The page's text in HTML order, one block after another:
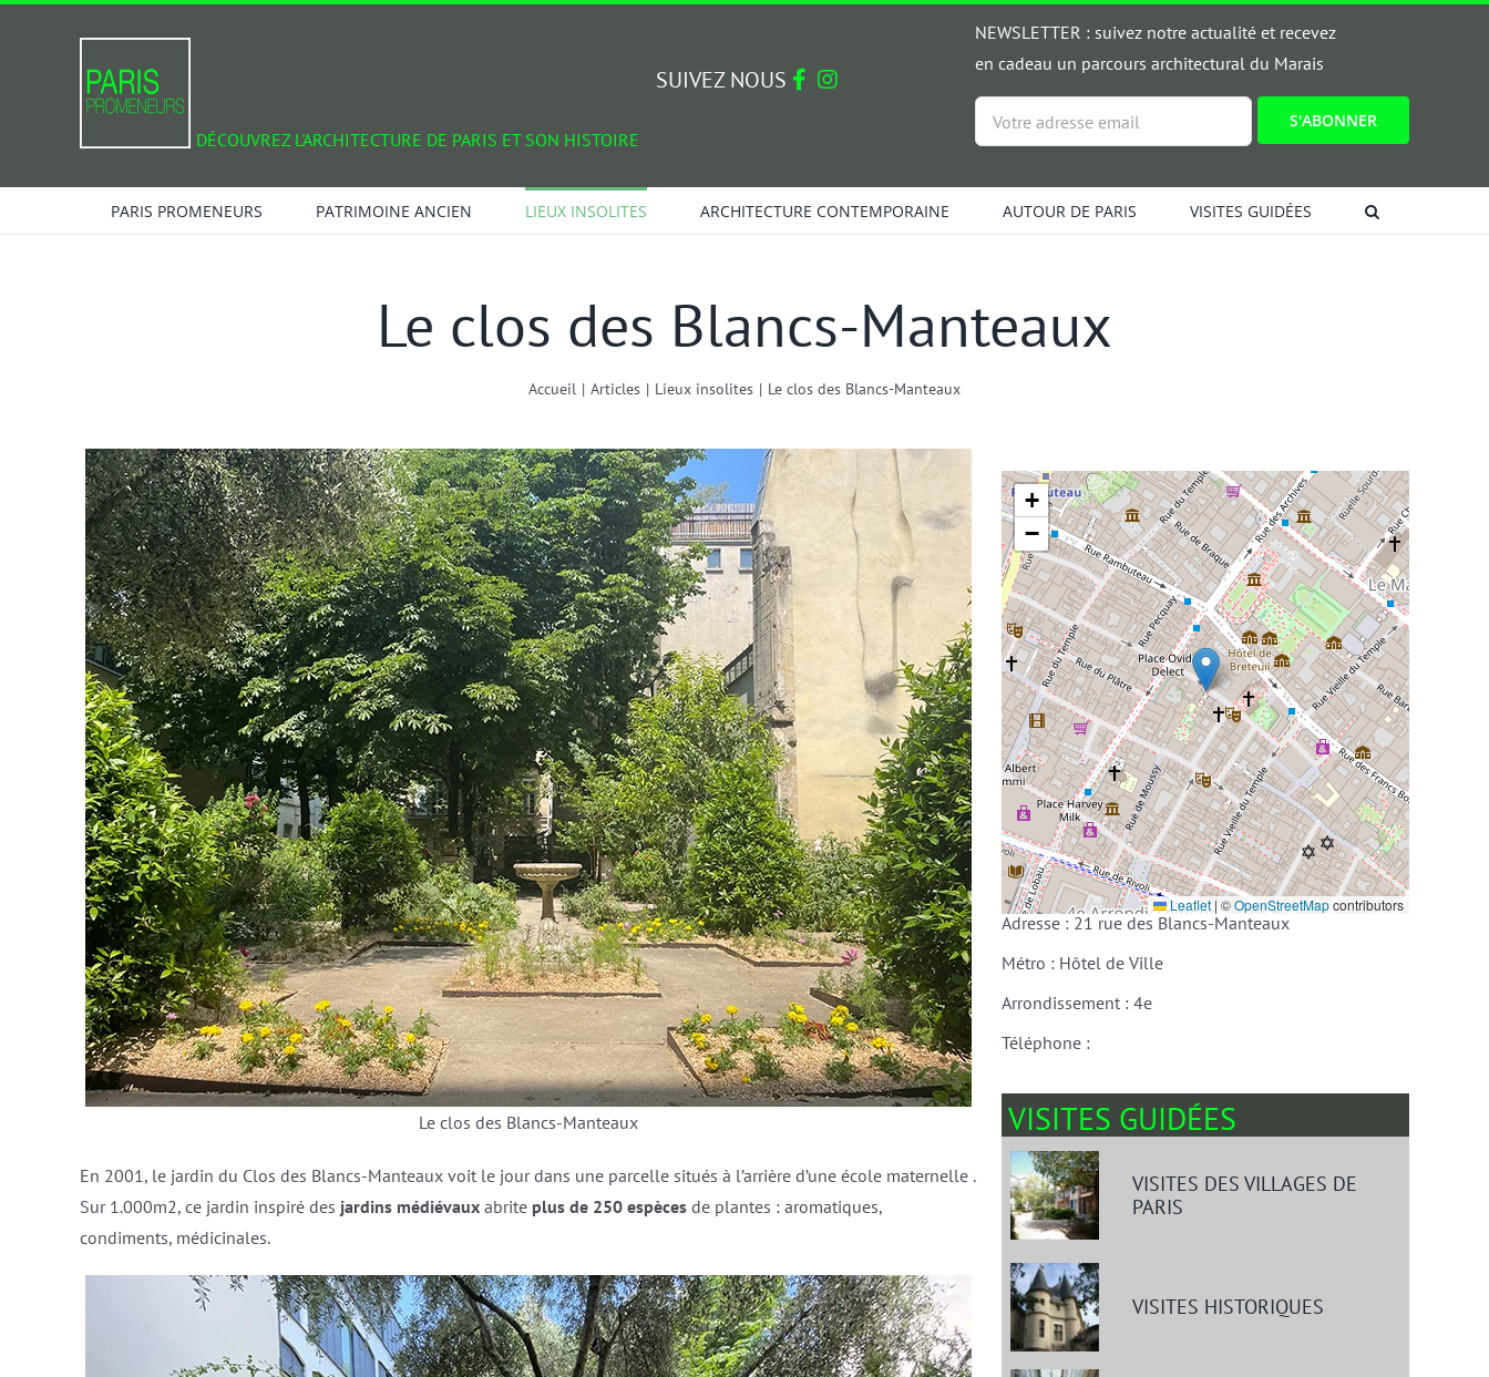
DÉCOUVREZ L'ARCHITECTURE DE PARIS ET SON HISTOIRE
SUIVEZ NOUS
NEWSLETTER : suivez notre actualité et recevez
en cadeau un parcours architectural du Marais
Email
*
PARIS PROMENEURS PATRIMOINE ANCIEN LIEUX INSOLITES ARCHITECTURE CONTEMPORAINE AUTOUR DE PARIS VISITES GUIDÉES
Le clos des Blancs-Manteaux
Accueil | Articles | Lieux insolites | Le clos des Blancs-Manteaux
Le clos des Blancs-Manteaux
En 2001, le jardin du Clos des Blancs-Manteaux voit le jour dans une parcelle situés à l’arrière d’une école maternelle .
Sur 1.000m2, ce jardin inspiré des jardins médiévauxabrite plus de 250 espèces de plantes : aromatiques,
condiments, médicinales.
+
−
Leaflet | ©OpenStreetMapcontributors
Adresse : 21 rue des Blancs-Manteaux
Métro : Hôtel de Ville
Arrondissement : 4e
Téléphone :
VISITES GUIDÉES
VISITES DES VILLAGES DE
PARIS
VISITES HISTORIQUES